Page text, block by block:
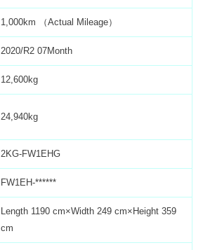
1,000km （Actual Mileage）
2020/R2 07Month
12,600kg
24,940kg
2KG-FW1EHG
FW1EH-******
Length 1190 cm×Width 249 cm×Height 359
cm